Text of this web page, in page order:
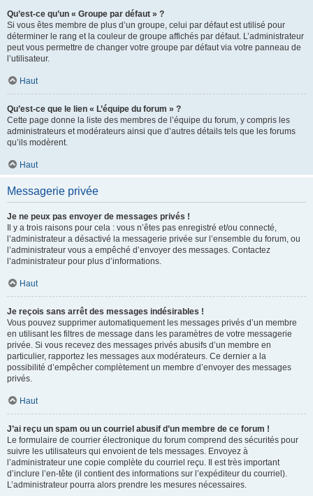
Qu’est-ce qu’un « Groupe par défaut » ?
Si vous êtes membre de plus d’un groupe, celui par défaut est utilisé pour
déterminer le rang et la couleur de groupe affichés par défaut. L’administrateur
peut vous permettre de changer votre groupe par défaut via votre panneau de
l’utilisateur.
Haut
Qu’est-ce que le lien « L’équipe du forum » ?
Cette page donne la liste des membres de l’équipe du forum, y compris les
administrateurs et modérateurs ainsi que d’autres détails tels que les forums
qu’ils modèrent.
Haut
Messagerie privée
Je ne peux pas envoyer de messages privés !
Il y a trois raisons pour cela : vous n’êtes pas enregistré et/ou connecté,
l’administrateur a désactivé la messagerie privée sur l’ensemble du forum, ou
l’administrateur vous a empêché d’envoyer des messages. Contactez
l’administrateur pour plus d’informations.
Haut
Je reçois sans arrêt des messages indésirables !
Vous pouvez supprimer automatiquement les messages privés d’un membre
en utilisant les filtres de message dans les paramètres de votre messagerie
privée. Si vous recevez des messages privés abusifs d’un membre en
particulier, rapportez les messages aux modérateurs. Ce dernier a la
possibilité d’empêcher complètement un membre d’envoyer des messages
privés.
Haut
J’ai reçu un spam ou un courriel abusif d’un membre de ce forum !
Le formulaire de courrier électronique du forum comprend des sécurités pour
suivre les utilisateurs qui envoient de tels messages. Envoyez à
l’administrateur une copie complète du courriel reçu. Il est très important
d’inclure l’en-tête (il contient des informations sur l’expéditeur du courriel).
L’administrateur pourra alors prendre les mesures nécessaires.